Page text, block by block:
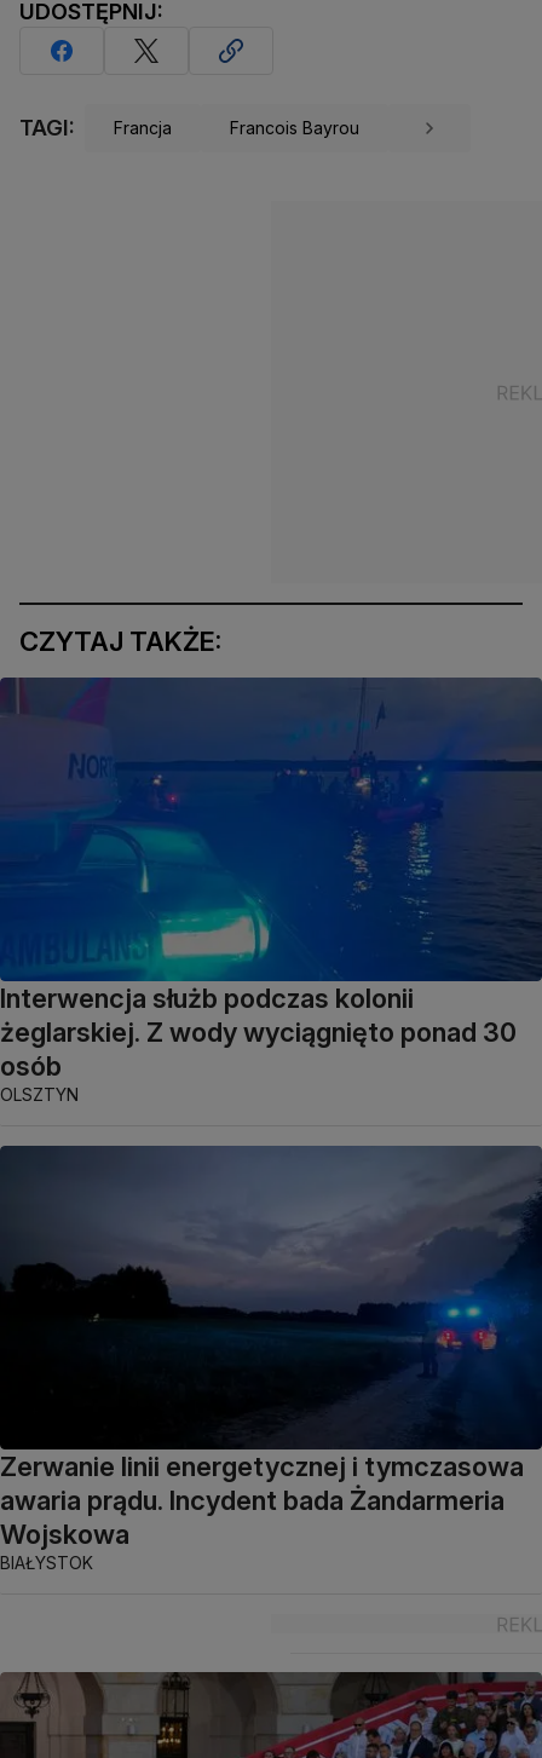
UDOSTĘPNIJ:
TAGI: Francja Francois Bayrou
CZYTAJ TAKŻE:
Interwencja służb podczas kolonii
żeglarskiej. Z wody wyciągnięto ponad 30
osób
OLSZTYN
Zerwanie linii energetycznej i tymczasowa
awaria prądu. Incydent bada Żandarmeria
Wojskowa
BIAŁYSTOK